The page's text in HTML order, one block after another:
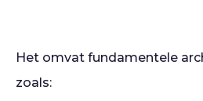
Het omvat fundamentele
zoals: